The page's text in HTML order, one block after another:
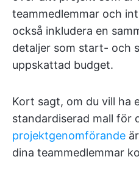
teammedlemmar och
också inkludera en
detaljer som start- och
uppskattad budget.
Kort sagt, om du vill ha
standardiserad mall för
projektgenomförande
dina teammedlemmar